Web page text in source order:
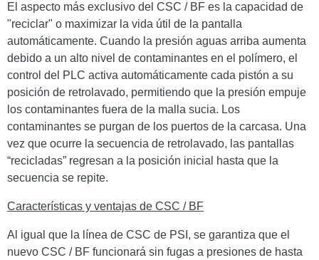
El aspecto más exclusivo del CSC / BF es la capacidad de
"reciclar" o maximizar la vida útil de la pantalla
automáticamente. Cuando la presión aguas arriba aumenta
debido a un alto nivel de contaminantes en el polímero, el
control del PLC activa automáticamente cada pistón a su
posición de retrolavado, permitiendo que la presión empuje
los contaminantes fuera de la malla sucia. Los
contaminantes se purgan de los puertos de la carcasa. Una
vez que ocurre la secuencia de retrolavado, las pantallas
“recicladas” regresan a la posición inicial hasta que la
secuencia se repite.
Características y ventajas de CSC / BF
Al igual que la línea de CSC de PSI, se garantiza que el
nuevo CSC / BF funcionará sin fugas a presiones de hasta